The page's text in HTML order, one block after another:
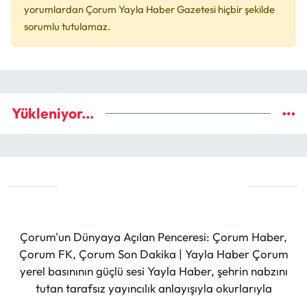
yorumlardan Çorum Yayla Haber Gazetesi hiçbir şekilde
sorumlu tutulamaz.
Yükleniyor...
Çorum'un Dünyaya Açılan Penceresi: Çorum Haber,
Çorum FK, Çorum Son Dakika | Yayla Haber Çorum
yerel basınının güçlü sesi Yayla Haber, şehrin nabzını
tutan tarafsız yayıncılık anlayışıyla okurlarıyla